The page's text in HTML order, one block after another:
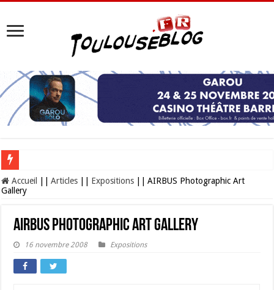
Les Nocturnes de la Cité de l’espace 2026 : l’événement incontournable de
Accueil Articles Expositions
AIRBUS Photographic Art
Gallery
AIRBUS Photographic Art Gallery
16 novembre 2008 Expositions